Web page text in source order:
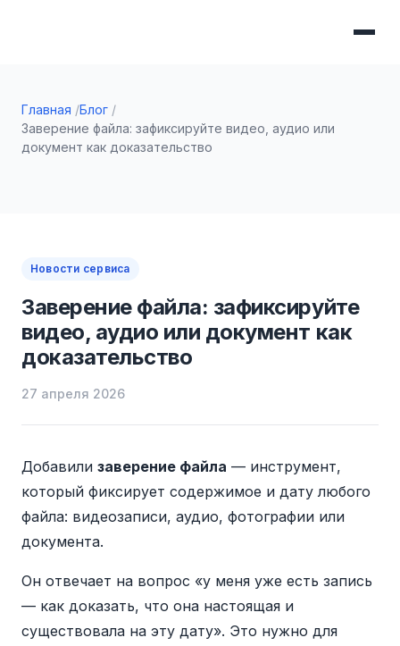
Главная Блог
Заверение файла: зафиксируйте видео, аудио или
документ как доказательство
Новости сервиса
Заверение файла: зафиксируйте
видео, аудио или документ как
доказательство
27 апреля 2026
Добавили заверение файла — инструмент,
который фиксирует содержимое и дату любого
файла: видеозаписи, аудио, фотографии или
документа.
Он отвечает на вопрос «у меня уже есть запись
— как доказать, что она настоящая и
существовала на эту дату». Это нужно для